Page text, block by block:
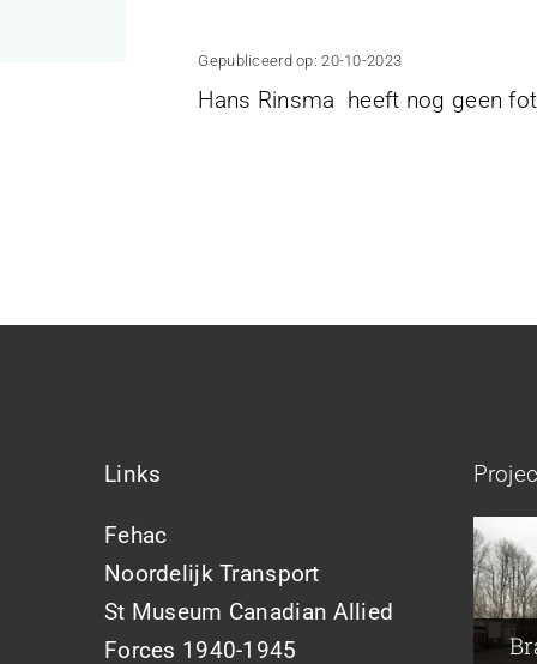
Gepubliceerd op: 20-10-2023
Hans Rinsma heeft nog geen
Links
Fehac
Noordelijk Transport
St Museum Canadian Allied
Forces 1940-1945